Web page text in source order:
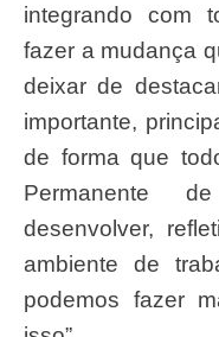
integrando com
fazer a mudança
deixar de
importante,
de forma que
Permanente
desenvolver,
ambiente de
podemos fazer